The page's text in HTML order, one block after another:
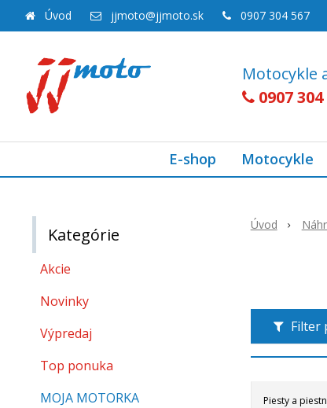
Motocykle
0907
Úvod jjmoto@jjmoto.sk 0907 304 567
E-shop Motocykle
Úvod
Filter
Piesty a
Kategórie
Akcie
Novinky
Výpredaj
Top ponuka
MOJA MOTORKA